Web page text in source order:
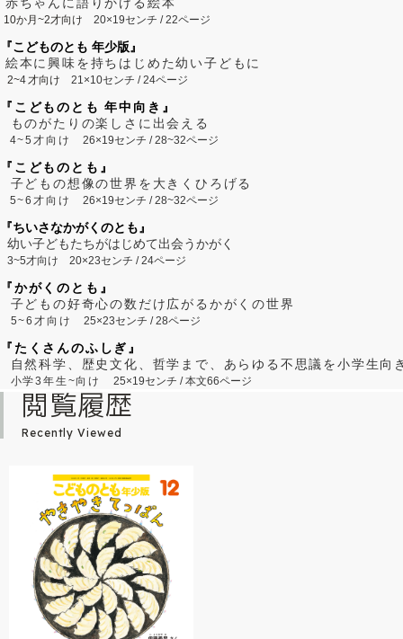
10か月~2才向け 20×19センチ / 22ページ
『こどものとも 年少版』
絵本に興味を持ちはじめた幼い子どもに
2~4 才向け 21×10センチ / 24ページ
『こどものとも 年中向き』
ものがたりの楽しさに出会える
4~5才向け26×19センチ / 28~32ページ
『こどものとも』
子どもの想像の世界を大きくひろげる
5~6才向け26×19センチ / 28~32ページ
『ちいさなかがくのとも』
幼い子どもたちがはじめて出会うかがく
3~5才向け 20×23センチ / 24ページ
『かがくのとも』
子どもの好奇心の数だけ広がるかがくの世界
5~6才向け25×23センチ / 28ページ
『たくさんのふしぎ』
自然科学、歴史文化、哲学まで、あらゆる不思議を小学生向
小学3年生~向け 25×19センチ / 本文66ページ
閲覧履歴
Recently Viewed